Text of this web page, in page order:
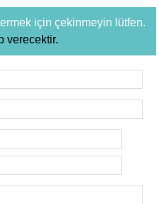
için çekinmeyin lütfen.
verecektir.